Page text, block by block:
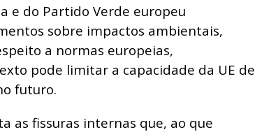
e do Partido Verde europeu
sobre impactos ambientais,
a normas europeias,
pode limitar a capacidade da UE de
futuro.
as fissuras internas que, ao que